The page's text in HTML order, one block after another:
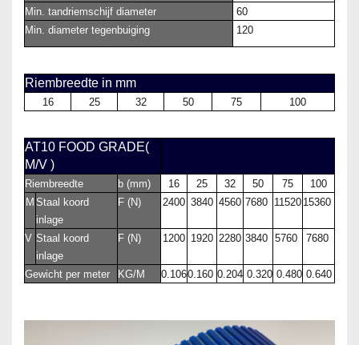
Min. tandriemschijf diameter
60
Min. diameter tegenbuiging
120
Riembreedte in mm
16 25 32 50 75 100
AT10 FOOD GRADE(
M/V )
Riembreedte b (mm) 16 25 32 50 75
100
M Staal koord
inlage
F (N) 2400 3840 4560 7680 11520 15360
V Staal koord
inlage
F (N) 1200 1920 2280 3840 5760 7680
Gewicht per meter KG/M 0.1060.160 0.204 0.320 0.480 0.640